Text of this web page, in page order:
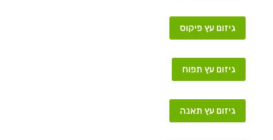
גיזום עץ פיקוס
גיזום עץ תפוח
גיזום עץ תאנה